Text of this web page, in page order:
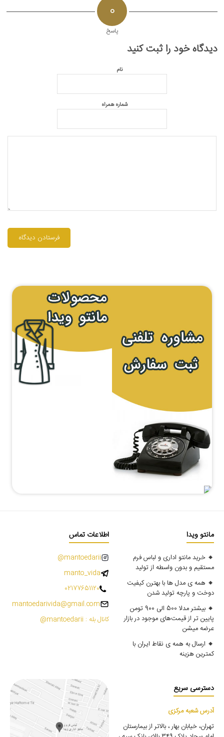
0
پاسخ
دیدگاه خود را ثبت کنید
نام
شماره همراه
مانتو ویدا
🔸 خرید مانتو اداری و لباس فرم
مستقیم و بدون واسطه از تولید
🔸 همه ی مدل ها با بهترن کیفیت
دوخت و پارچه تولید شدن
🔸 بیشتر مدلا 500 الی 900 تومن
پایین تر از قیمت‌های موجود در بازار
عرضه میشن
🔸 ارسال به همه ی نقاط ایران با
کمترین هزینه
اطلاعات تماس
mantoedarii@
manto_vida
02177651120
mantoedarivida@gmail.com
کانال بله : mantoedarii@
دسترسی سریع
آدرس شعبه مرکزی
تهران، خیابان بهار ، بالاتر از بیمارستان